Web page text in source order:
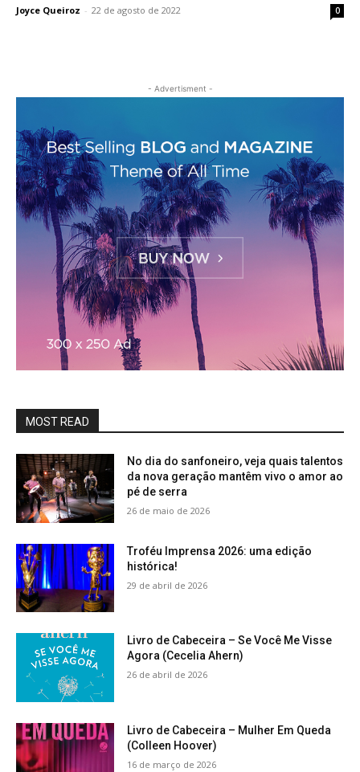
Joyce Queiroz - 22 de agosto de 2022 0
- Advertisment -
MOST READ
No dia do sanfoneiro, veja quais talentos
da nova geração mantêm vivo o amor ao
pé de serra
26 de maio de 2026
Troféu Imprensa 2026: uma edição
histórica!
29 de abril de 2026
Livro de Cabeceira – Se Você Me Visse
Agora (Cecelia Ahern)
26 de abril de 2026
Livro de Cabeceira – Mulher Em Queda
(Colleen Hoover)
16 de março de 2026